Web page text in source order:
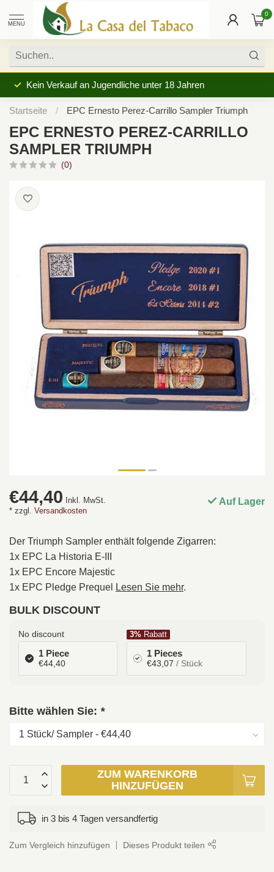
MENU
0
Kein Verkauf an Jugendliche unter 18 Jahren
Startseite / EPC Ernesto Perez-Carrillo Sampler Triumph
EPC ERNESTO PEREZ-CARRILLO
SAMPLER TRIUMPH
(0)
€44,40
Inkl. MwSt.
* zzgl. Versandkosten
Auf Lager
Der Triumph Sampler enthält folgende Zigarren:
1x EPC La Historia E-III
1x EPC Encore Majestic
1x EPC Pledge Prequel
Lesen Sie mehr.
BULK DISCOUNT
No discount
1 Piece
€44,40
3%Rabatt
1 Pieces
€43,07 / Stück
Bitte wählen Sie: *
ZUM WARENKORB
HINZUFÜGEN
in 3 bis 4 Tagen versandfertig
Zum Vergleich hinzufügen Dieses Produkt teilen